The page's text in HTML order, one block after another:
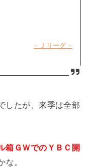
– Ｊリーグ –
したが、来季は全部
箱ＧＷでのＹＢＣ開
。